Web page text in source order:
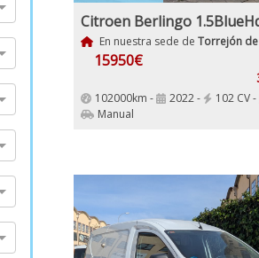
En nuestra sede de Torrejón
15950€
102000km - 2022 - 102 CV -
Manual